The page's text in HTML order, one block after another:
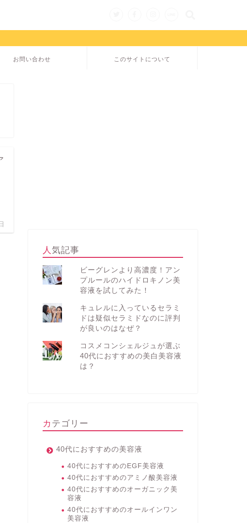
お問い合わせ このサイトについて
人気記事
ビーグレンより高濃度！アン
プルールのハイドロキノン美
容液を試してみた！
キュレルに入っているセラミ
ドは疑似セラミドなのに評判
が良いのはなぜ？
コスメコンシェルジュが選ぶ
40代におすすめの美白美容液
は？
カテゴリー
40代におすすめの美容液
40代におすすめのEGF美容液
40代におすすめのアミノ酸美容液
40代におすすめのオーガニック美
容液
40代におすすめのオールインワン
美容液